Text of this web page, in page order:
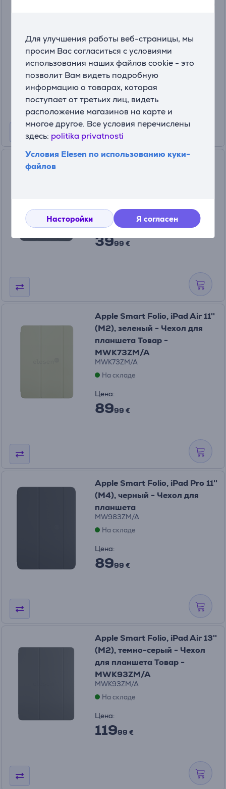
Для улучшения работы веб-страницы, мы
просим Вас согласиться с условиями
использования наших файлов cookie - это
позволит Вам видеть подробную
информацию о товарах, которая
поступает от третьих лиц, видеть
расположение магазинов на карте и
многое другое. Все условия перечислены
здесь: politika privatnosti
Условия Elesen по использованию куки-
файлов
Насторойки Я согласен
MWK53ZM/A
На складе
Цена:
8999 €
Tucano Satin, iPad A16 11th
На складе
Цена:
3999 €
Apple Smart Folio, iPad Air 11''
(M2), зеленый - Чехол для
планшета Товар -
MWK73ZM/A
MWK73ZM/A
На складе
Цена:
8999 €
Apple Smart Folio, iPad Pro 11''
(M4), черный - Чехол для
планшета
MW983ZM/A
На складе
Цена:
8999 €
Apple Smart Folio, iPad Air 13''
(M2), темно-серый - Чехол
для планшета Товар -
MWK93ZM/A
MWK93ZM/A
На складе
Цена:
11999 €